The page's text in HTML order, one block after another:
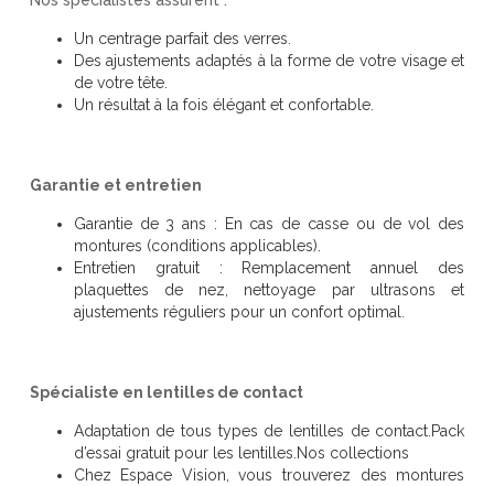
Un centrage parfait des verres.
Des ajustements adaptés à la forme de votre visage et
de votre tête.
Un résultat à la fois élégant et confortable.
Garantie et entretien
Garantie de 3 ans : En cas de casse ou de vol des
montures (conditions applicables).
Entretien gratuit : Remplacement annuel des
plaquettes de nez, nettoyage par ultrasons et
ajustements réguliers pour un confort optimal.
Spécialiste en lentilles de contact
Adaptation de tous types de lentilles de contact.Pack
d’essai gratuit pour les lentilles.Nos collections
Chez Espace Vision, vous trouverez des montures